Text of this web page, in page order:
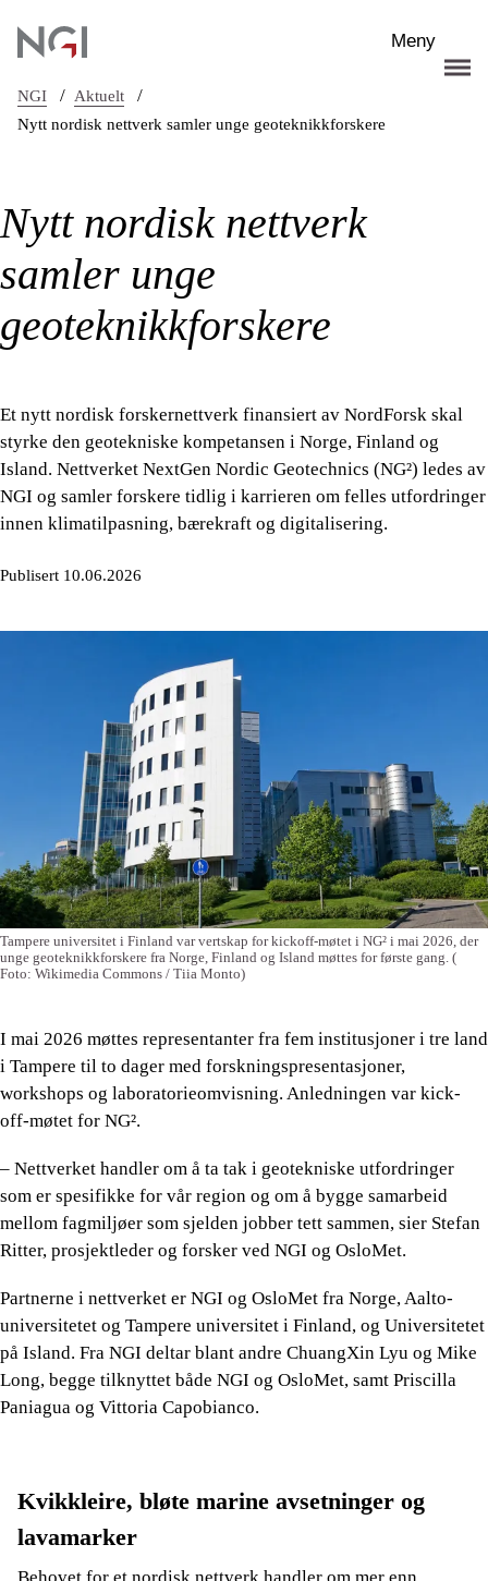
Meny
NGI / Aktuelt /
Nytt nordisk nettverk samler unge geoteknikkforskere
Nytt nordisk nettverk
samler unge
geoteknikkforskere
Et nytt nordisk forskernettverk finansiert av NordForsk skal
styrke den geotekniske kompetansen i Norge, Finland og
Island. Nettverket NextGen Nordic Geotechnics (NG²) ledes av
NGI og samler forskere tidlig i karrieren om felles utfordringer
innen klimatilpasning, bærekraft og digitalisering.
Publisert 10.06.2026
Tampere universitet i Finland var vertskap for kickoff-møtet i NG² i mai 2026, der
unge geoteknikkforskere fra Norge, Finland og Island møttes for første gang. (
Foto: Wikimedia Commons / Tiia Monto)
I mai 2026 møttes representanter fra fem institusjoner i tre land
i Tampere til to dager med forskningspresentasjoner,
workshops og laboratorieomvisning. Anledningen var kick-
off-møtet for NG².
– Nettverket handler om å ta tak i geotekniske utfordringer
som er spesifikke for vår region og om å bygge samarbeid
mellom fagmiljøer som sjelden jobber tett sammen, sier Stefan
Ritter, prosjektleder og forsker ved NGI og OsloMet.
Partnerne i nettverket er NGI og OsloMet fra Norge, Aalto-
universitetet og Tampere universitet i Finland, og Universitetet
på Island. Fra NGI deltar blant andre ChuangXin Lyu og Mike
Long, begge tilknyttet både NGI og OsloMet, samt Priscilla
Paniagua og Vittoria Capobianco.
Kvikkleire, bløte marine avsetninger og
lavamarker